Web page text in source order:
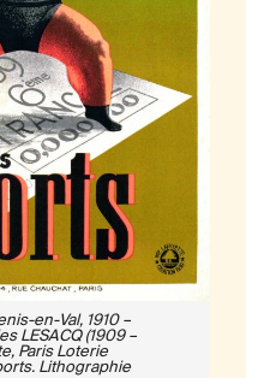
en-Val, 1910 –
LESACQ (1909 –
Paris Loterie
Lithographie